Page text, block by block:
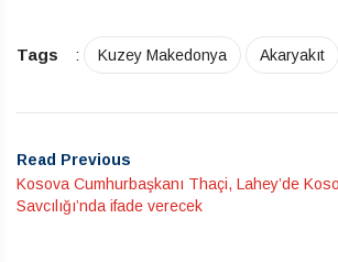
Tags : Kuzey Makedonya Akaryakıt
Read Previous
Kosova Cumhurbaşkanı Thaçi, Lahey’de
Savcılığı’nda ifade verecek